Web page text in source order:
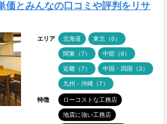
価とみんなの口コミや評判をリサ
エリア 北海道 東北（6）
関東（7） 中部（8）
近畿（7） 中国・四国（3）
九州・沖縄（7）
特徴 ローコストな工務店
地震に強い工務店